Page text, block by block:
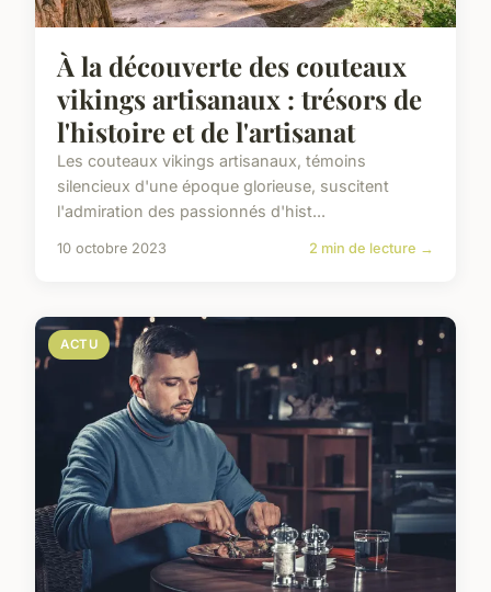
À la découverte des couteaux
vikings artisanaux : trésors de
l'histoire et de l'artisanat
Les couteaux vikings artisanaux, témoins
silencieux d'une époque glorieuse, suscitent
l'admiration des passionnés d'hist...
10 octobre 2023 2 min de lecture →
ACTU